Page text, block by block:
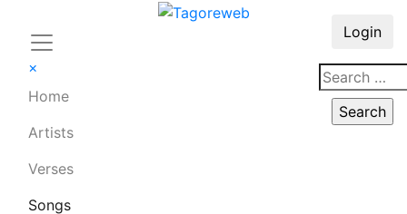
×
Home
Artists
Verses
Songs
Login